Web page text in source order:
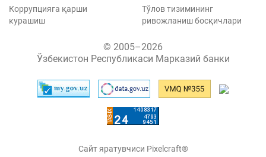
Коррупцияга қарши
курашиш
Тўлов тизимининг
ривожланиш босқичлари
© 2005–2026
Ўзбекистон Республикаси Марказий банки
Сайт яратувчиси Pixelcraft®